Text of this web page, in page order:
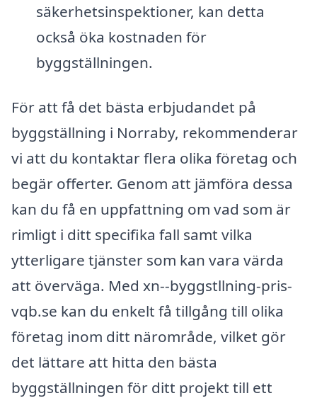
säkerhetsinspektioner, kan detta
också öka kostnaden för
byggställningen.
För att få det bästa erbjudandet på
byggställning i Norraby, rekommenderar
vi att du kontaktar flera olika företag och
begär offerter. Genom att jämföra dessa
kan du få en uppfattning om vad som är
rimligt i ditt specifika fall samt vilka
ytterligare tjänster som kan vara värda
att överväga. Med xn--byggstllning-pris-
vqb.se kan du enkelt få tillgång till olika
företag inom ditt närområde, vilket gör
det lättare att hitta den bästa
byggställningen för ditt projekt till ett